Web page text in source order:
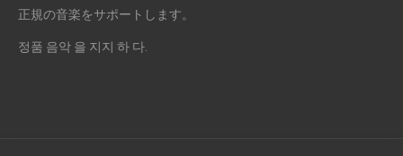
正規の音楽をサポートします。
정품 음악 을 지지 하 다.